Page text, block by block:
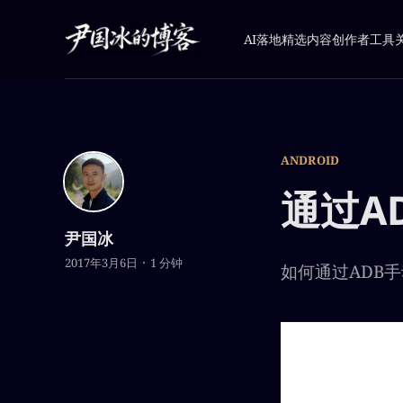
AI落地精选内容创作者工具
ANDROID
通过
如何通过ADB
尹国冰
2017年3月6日 1 分钟